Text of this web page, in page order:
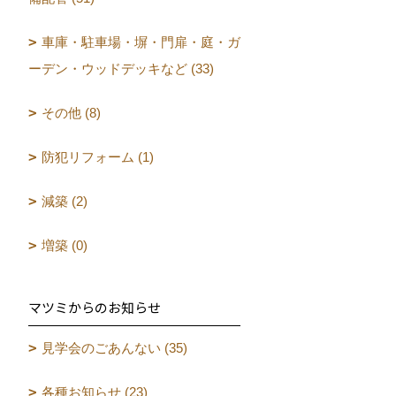
車庫・駐車場・塀・門扉・庭・ガ
ーデン・ウッドデッキなど (33)
その他 (8)
防犯リフォーム (1)
減築 (2)
増築 (0)
マツミからのお知らせ
見学会のごあんない (35)
各種お知らせ (23)